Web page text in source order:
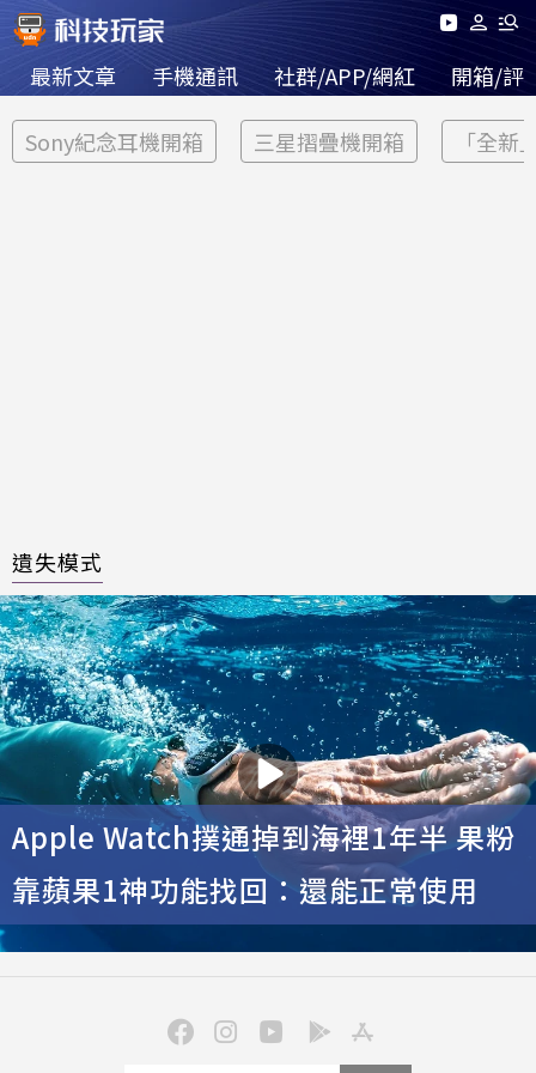
最新文章 手機通訊 社群/APP/網紅 開箱/評
Sony紀念耳機開箱 三星摺疊機開箱 「全新
遺失模式
Apple Watch撲通掉到海裡1年半 果粉
靠蘋果1神功能找回：還能正常使用